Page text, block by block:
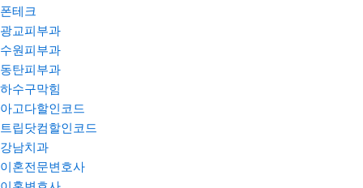
폰테크
광교피부과
수원피부과
동탄피부과
하수구막힘
아고다할인코드
트립닷컴할인코드
강남치과
이혼전문변호사